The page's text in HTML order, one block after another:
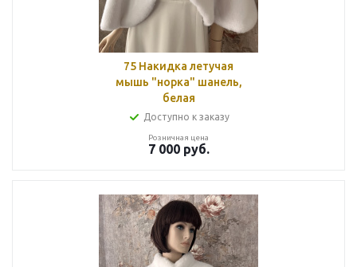
75 Накидка летучая
мышь "норка" шанель,
белая
Доступно к заказу
Розничная цена
7 000руб.